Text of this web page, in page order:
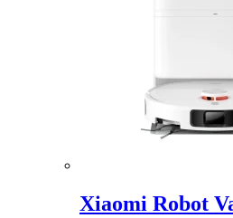
Xiaomi Robot